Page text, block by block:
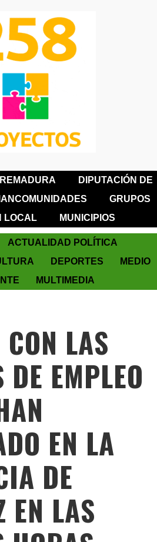
DIPUTACIÓN DE
GRUPOS
LOCAL
MUNICIPIOS
ACTUALIDAD POLÍTICA
DEPORTES
MEDIO
MULTIMEDIA
LAS
DE EMPLEO
EN LA
DE
EN LAS